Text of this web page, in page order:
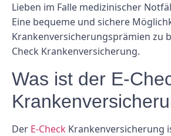
Lieben im Falle medizinischer
Eine bequeme und sichere
Krankenversicherungsprämien zu
Check Krankenversicherung.
Was ist der E-
Der E-Check Krankenversicherung